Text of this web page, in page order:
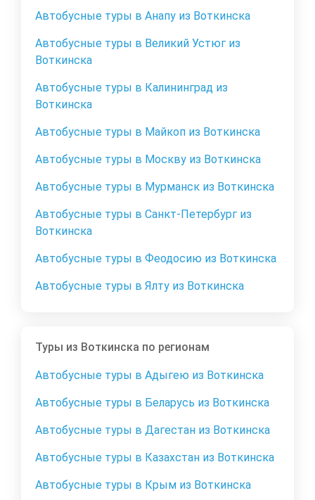
Автобусные туры в Анапу из Воткинска
Автобусные туры в Великий Устюг из
Воткинска
Автобусные туры в Калининград из
Воткинска
Автобусные туры в Майкоп из Воткинска
Автобусные туры в Москву из Воткинска
Автобусные туры в Мурманск из Воткинска
Автобусные туры в Санкт-Петербург из
Воткинска
Автобусные туры в Феодосию из Воткинска
Автобусные туры в Ялту из Воткинска
Туры из Воткинска по регионам
Автобусные туры в Адыгею из Воткинска
Автобусные туры в Беларусь из Воткинска
Автобусные туры в Дагестан из Воткинска
Автобусные туры в Казахстан из Воткинска
Автобусные туры в Крым из Воткинска